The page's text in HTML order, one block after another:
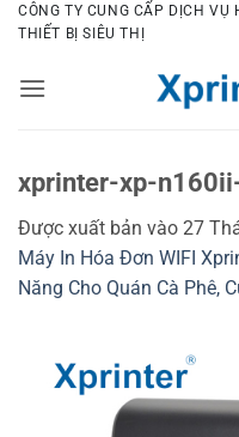
Bỏ
qua
dung
CÔNG TY CUNG CẤP DỊCH
THIẾT BỊ SIÊU THỊ
xprinter-xp-
Được xuất bản vào 27
Máy In Hóa Đơn WIFI
Năng Cho Quán Cà Phê,